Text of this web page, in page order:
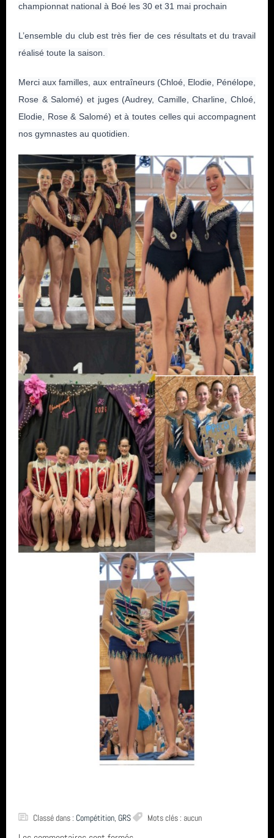
championnat national à Boé les 30 et 31 mai prochain
L’ensemble du club est très fier de ces résultats et du travail
réalisé toute la saison.
Merci aux familles, aux entraîneurs (Chloé, Elodie, Pénélope,
Rose & Salomé) et juges (Audrey, Camille, Charline, Chloé,
Elodie, Rose & Salomé) et à toutes celles qui accompagnent
nos gymnastes au quotidien.
Classé dans : Compétition, GRS Mots clés : aucun